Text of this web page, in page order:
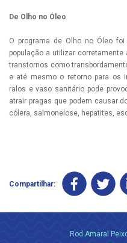
De Olho no Óleo
O programa de Olho no Óleo
população a utilizar
transtornos como
e até mesmo o retorno para os
ralos e vaso sanitário pode
atrair pragas que podem causar
cólera, salmonelose, hepatites,
Compartilhar:
Rod Amaral